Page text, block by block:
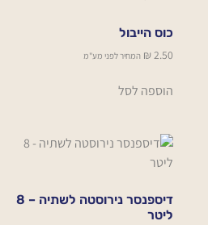
כוס הייבול
₪2.50 המחיר לפני מע"מ
הוספה לסל
דיספנסר נירוסטה לשתיה – 8
ליטר